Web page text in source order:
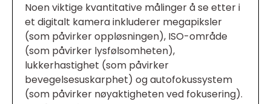
Noen viktige kvantitative målinger å se etter i
et digitalt kamera inkluderer megapiksler
(som påvirker oppløsningen), ISO-område
(som påvirker lysfølsomheten),
lukkerhastighet (som påvirker
bevegelsesuskarphet) og autofokussystem
(som påvirker nøyaktigheten ved fokusering).